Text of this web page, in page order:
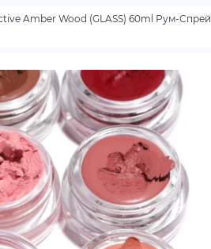
Amber Wood (GLASS) 60ml Рум-Спрей